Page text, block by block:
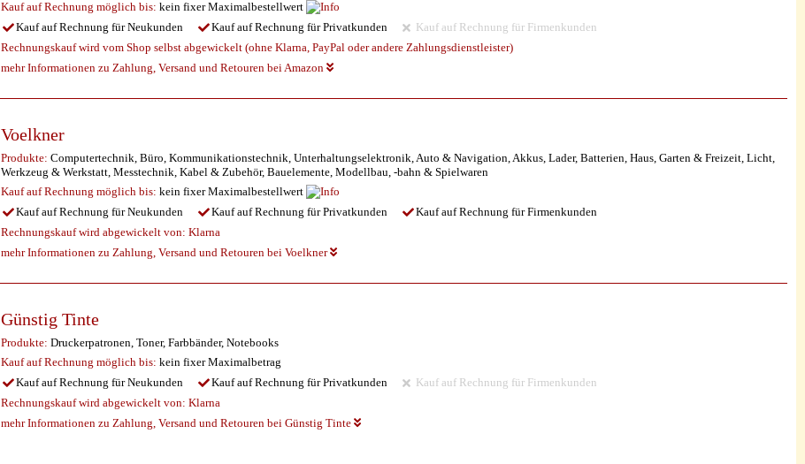
Kauf auf Rechnung möglich bis: kein fixer Maximalbestellwert
Kauf auf Rechnung für Neukunden
Kauf auf Rechnung für Privatkunden
Kauf auf Rechnung für Firmenkunden
Rechnungskauf wird vom Shop selbst abgewickelt (ohne Klarna, PayPal oder andere Zahlungsdienstleister)
mehr Informationen zu Zahlung, Versand und Retouren bei Amazon
Voelkner
Produkte: Computertechnik, Büro, Kommunikationstechnik, Unterhaltungselektronik, Auto & Navigation, Akkus, Lader, Batterien, Haus, Garten & Freizeit, Licht,
Werkzeug & Werkstatt, Messtechnik, Kabel & Zubehör, Bauelemente, Modellbau, -bahn & Spielwaren
Kauf auf Rechnung möglich bis: kein fixer Maximalbestellwert
Kauf auf Rechnung für Neukunden
Kauf auf Rechnung für Privatkunden
Kauf auf Rechnung für Firmenkunden
Rechnungskauf wird abgewickelt von: Klarna
mehr Informationen zu Zahlung, Versand und Retouren bei Voelkner
Günstig Tinte
Produkte: Druckerpatronen, Toner, Farbbänder, Notebooks
Kauf auf Rechnung möglich bis: kein fixer Maximalbetrag
Kauf auf Rechnung für Neukunden
Kauf auf Rechnung für Privatkunden
Kauf auf Rechnung für Firmenkunden
Rechnungskauf wird abgewickelt von: Klarna
mehr Informationen zu Zahlung, Versand und Retouren bei Günstig Tinte